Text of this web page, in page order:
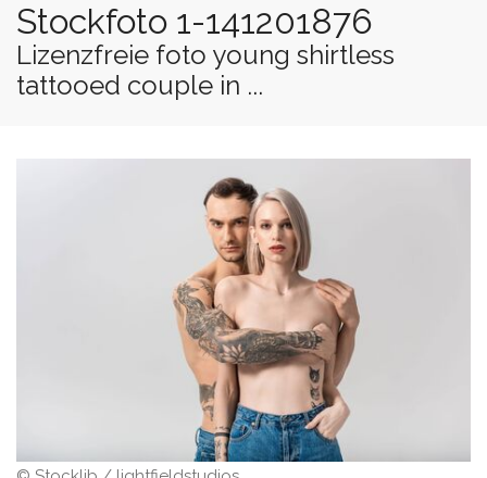
Stockfoto 1-141201876
Lizenzfreie foto young shirtless
tattooed couple in ...